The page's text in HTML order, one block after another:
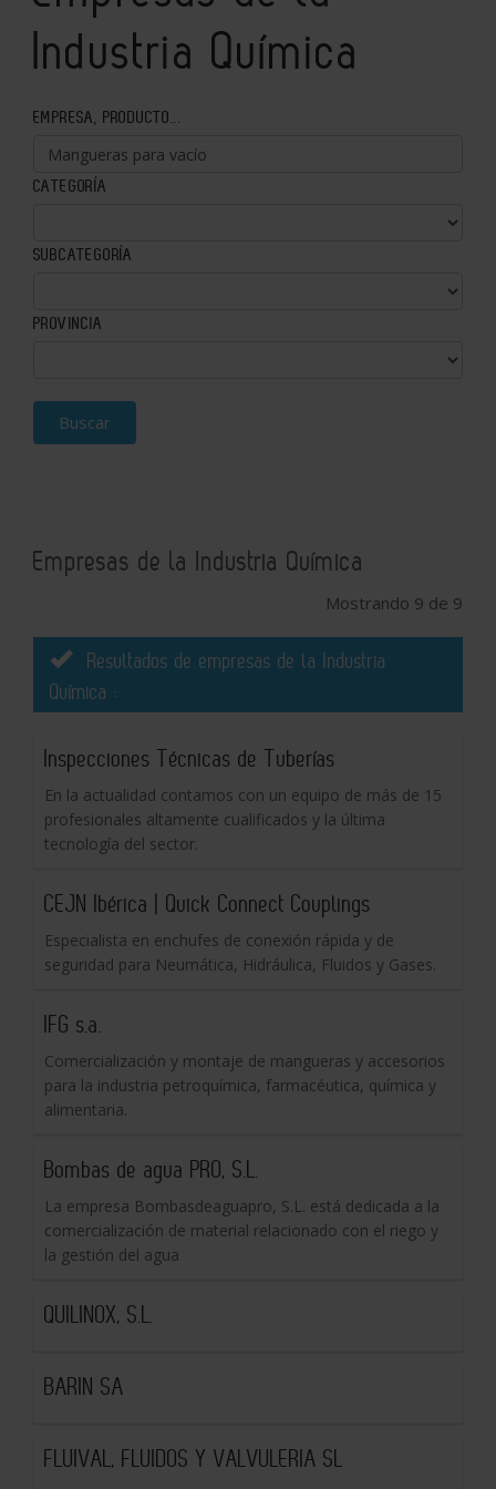
Industria Química
EMPRESA, PRODUCTO...
CATEGORÍA
SUBCATEGORÍA
PROVINCIA
Buscar
Empresas de la Industria Química
Mostrando 9 de 9
Resultados de empresas de la Industria
Química :
Inspecciones Técnicas de Tuberías
En la actualidad contamos con un equipo de más de 15
profesionales altamente cualificados y la última
tecnología del sector.
CEJN Ibérica | Quick Connect Couplings
Especialista en enchufes de conexión rápida y de
seguridad para Neumática, Hidráulica, Fluidos y Gases.
IFG s.a.
Comercialización y montaje de mangueras y accesorios
para la industria petroquímica, farmacéutica, química y
alimentaria.
Bombas de agua PRO, S.L.
La empresa Bombasdeaguapro, S.L. está dedicada a la
comercialización de material relacionado con el riego y
la gestión del agua
QUILINOX, S.L.
BARIN SA
FLUIVAL, FLUIDOS Y VALVULERIA SL